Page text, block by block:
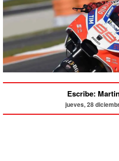
Escribe:
jueves, 28